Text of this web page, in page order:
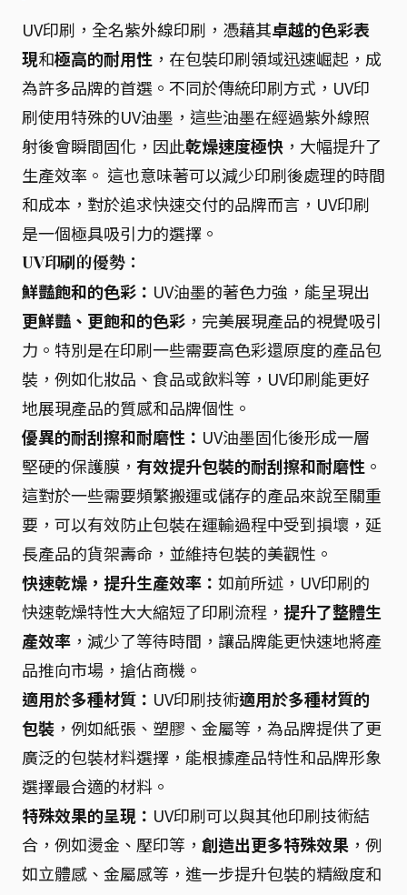
UV印刷，全名紫外線印刷，憑藉其卓越的色彩表
現和極高的耐用性 ，在包裝印刷領域迅速崛起，成
為許多品牌的首選。不同於傳統印刷方式，UV印
刷使用特殊的UV油墨，這些油墨在經過紫外線照
射後會瞬間固化，因此乾燥速度極快 ，大幅提升了
生產效率。 這也意味著可以減少印刷後處理的時間
和成本，對於追求快速交付的品牌而言，UV印刷
是一個極具吸引力的選擇。
UV印刷的優勢：
鮮豔飽和的色彩： UV油墨的著色力強，能呈現出
更鮮豔、更飽和的色彩 ，完美展現產品的視覺吸引
力。特別是在印刷一些需要高色彩還原度的產品包
裝，例如化妝品、食品或飲料等，UV印刷能更好
地展現產品的質感和品牌個性。
優異的耐刮擦和耐磨性： UV油墨固化後形成一層
堅硬的保護膜， 有效提升包裝的耐刮擦和耐磨性 。
這對於一些需要頻繁搬運或儲存的產品來說至關重
要，可以有效防止包裝在運輸過程中受到損壞，延
長產品的貨架壽命，並維持包裝的美觀性。
快速乾燥，提升生產效率： 如前所述，UV印刷的
快速乾燥特性大大縮短了印刷流程， 提升了整體生
產效率 ，減少了等待時間，讓品牌能更快速地將產
品推向市場，搶佔商機。
適用於多種材質： UV印刷技術適用於多種材質的
包裝 ，例如紙張、塑膠、金屬等，為品牌提供了更
廣泛的包裝材料選擇，能根據產品特性和品牌形象
選擇最合適的材料。
特殊效果的呈現： UV印刷可以與其他印刷技術結
合，例如燙金、壓印等， 創造出更多特殊效果 ，例
如立體感、金屬感等，進一步提升包裝的精緻度和